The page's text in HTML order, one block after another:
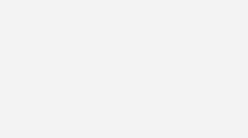
sind, wenn Mietverträge verlängert
erfolgt sind. Das ist der Fall,
der Gebäudehüllfläche saniert wird oder
des Gebäudewerts betreffen. Auch
Eigentum von öffentlichen Einrichtungen
genutzt werden, benötigen einen
der Ausweis, drohen Bußgelder bis zu 10.000